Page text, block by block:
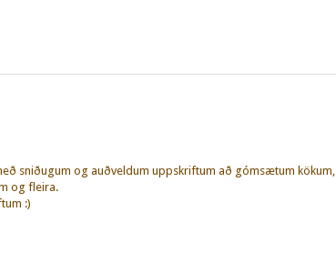
sniðugum og auðveldum uppskriftum að gómsætum kökum,
og fleira.
:)